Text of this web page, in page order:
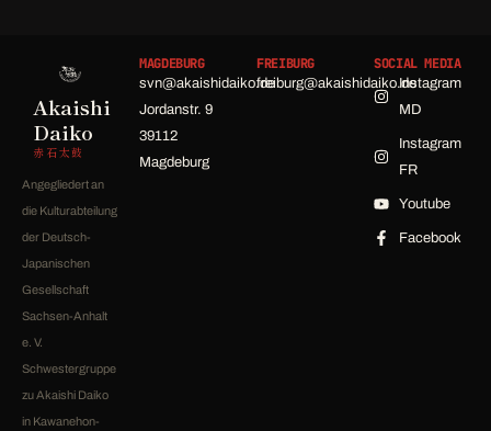
Akaishi
Daiko
赤石太鼓
Angegliedert an
die Kulturabteilung
der Deutsch-
Japanischen
Gesellschaft
Sachsen-Anhalt
e. V.
Schwestergruppe
zu Akaishi Daiko
in Kawanehon-
MAGDEBURG
svn@akaishidaiko.de
Jordanstr. 9
39112
Magdeburg
FREIBURG
freiburg@akaishidaiko.de
SOCIAL MEDIA
Instagram
MD
Instagram
FR
Youtube
Facebook